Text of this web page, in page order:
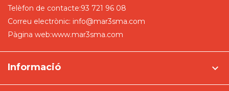
Telèfon de contacte:93 721 96 08
Correu electrònic: info@mar3sma.com
Pàgina web:www.mar3sma.com
Informació 